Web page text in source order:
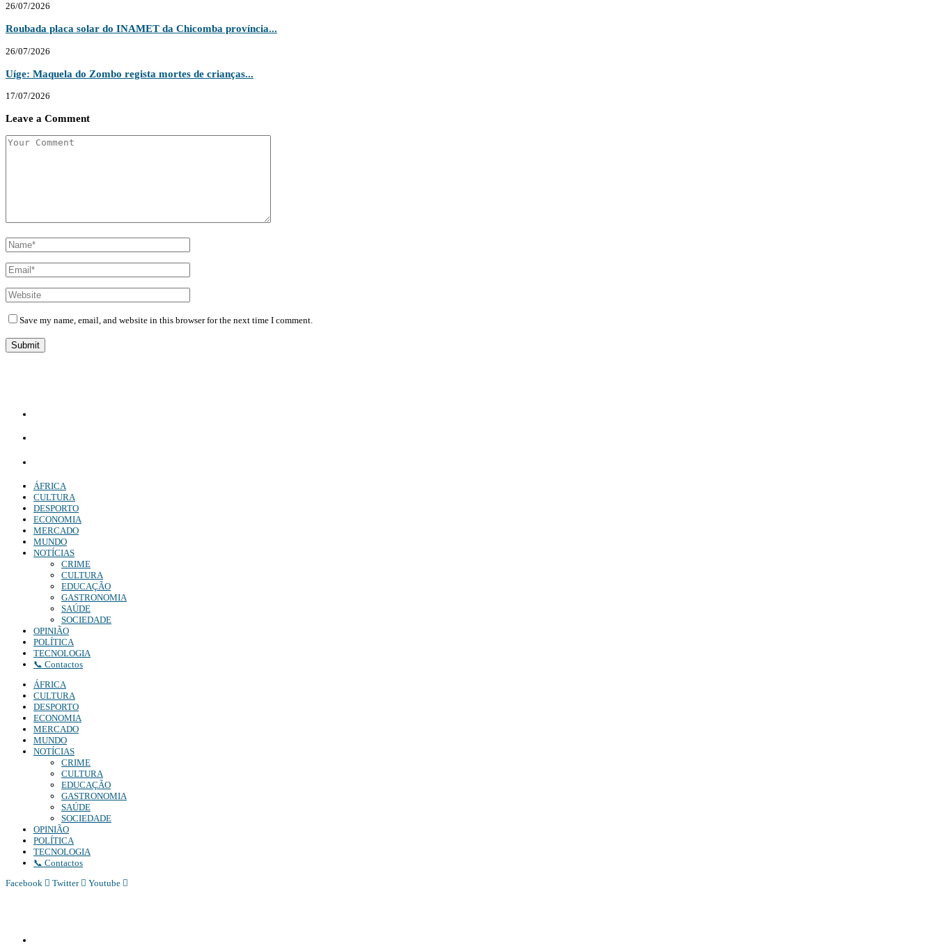
26/07/2026
Roubada placa solar do INAMET da Chicomba província...
26/07/2026
Uíge: Maquela do Zombo regista mortes de crianças...
17/07/2026
Leave a Comment
Save my name, email, and website in this browser for the next time I comment.
ÁFRICA
CULTURA
DESPORTO
ECONOMIA
MERCADO
MUNDO
NOTÍCIAS
CRIME
CULTURA
EDUCAÇÃO
GASTRONOMIA
SAÚDE
SOCIEDADE
OPINIÃO
POLÍTICA
TECNOLOGIA
📞 Contactos
ÁFRICA
CULTURA
DESPORTO
ECONOMIA
MERCADO
MUNDO
NOTÍCIAS
CRIME
CULTURA
EDUCAÇÃO
GASTRONOMIA
SAÚDE
SOCIEDADE
OPINIÃO
POLÍTICA
TECNOLOGIA
📞 Contactos
Facebook
Twitter Youtube